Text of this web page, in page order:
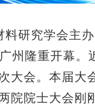
料研究学会主
州隆重开幕。
大会。本届大
院院士大会刚